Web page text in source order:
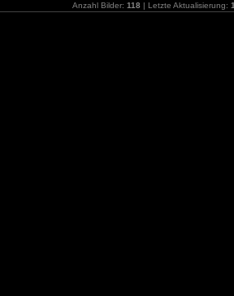
Anzahl Bilder: 118 | Letzte Aktualisierung: